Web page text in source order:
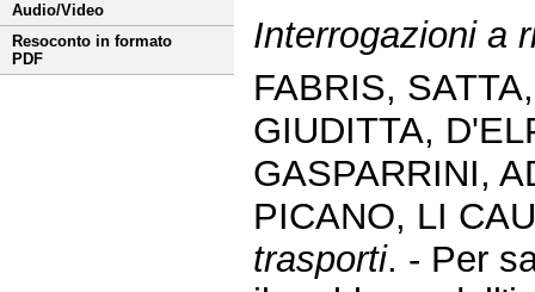
Audio/Video
Resoconto in formato
PDF
Interrogazioni a
FABRIS,
GIUDITTA,
GASPARRINI,
PICANO, LI
trasporti. - Per